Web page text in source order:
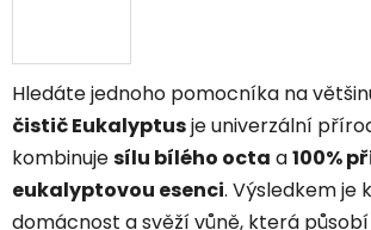
Hledáte jednoho pomocníka na
čistič Eukalyptusje univerzální
kombinujesílu bílého octa a100%
eukalyptovou esenci. Výsledkem je
domácnost a svěží vůně, která